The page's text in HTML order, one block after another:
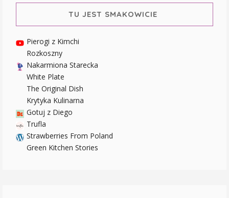
TU JEST SMAKOWICIE
Pierogi z Kimchi
Rozkoszny
Nakarmiona Starecka
White Plate
The Original Dish
Krytyka Kulinarna
Gotuj z Diego
Trufla
Strawberries From Poland
Green Kitchen Stories